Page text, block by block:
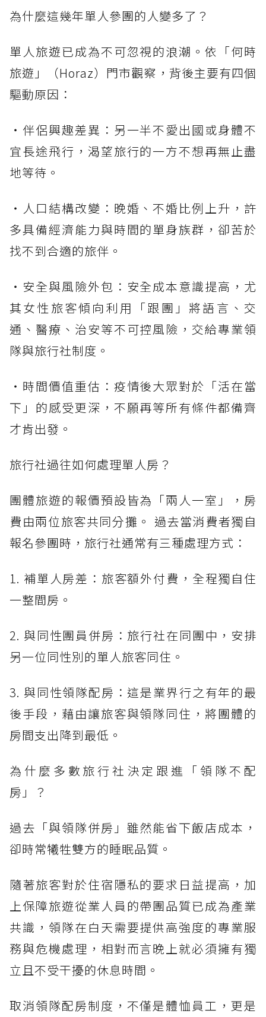
為什麼這幾年單人參團的人變多了？
單人旅遊已成為不可忽視的浪潮。依「何時
旅遊」（Horaz）門市觀察，背後主要有四個
驅動原因：
・伴侶興趣差異：另一半不愛出國或身體不
宜長途飛行，渴望旅行的一方不想再無止盡
地等待。
・人口結構改變：晚婚、不婚比例上升，許
多具備經濟能力與時間的單身族群，卻苦於
找不到合適的旅伴。
・安全與風險外包：安全成本意識提高，尤
其女性旅客傾向利用「跟團」將語言、交
通、醫療、治安等不可控風險，交給專業領
隊與旅行社制度。
・時間價值重估：疫情後大眾對於「活在當
下」的感受更深，不願再等所有條件都備齊
才肯出發。
旅行社過往如何處理單人房？
團體旅遊的報價預設皆為「兩人一室」，房
費由兩位旅客共同分攤。 過去當消費者獨自
報名參團時，旅行社通常有三種處理方式：
1. 補單人房差：旅客額外付費，全程獨自住
一整間房。
2. 與同性團員併房：旅行社在同團中，安排
另一位同性別的單人旅客同住。
3. 與同性領隊配房：這是業界行之有年的最
後手段，藉由讓旅客與領隊同住，將團體的
房間支出降到最低。
為什麼多數旅行社決定跟進「領隊不配
房」？
過去「與領隊併房」雖然能省下飯店成本，
卻時常犧牲雙方的睡眠品質。
隨著旅客對於住宿隱私的要求日益提高，加
上保障旅遊從業人員的帶團品質已成為產業
共識，領隊在白天需要提供高強度的專業服
務與危機處理，相對而言晚上就必須擁有獨
立且不受干擾的休息時間。
取消領隊配房制度，不僅是體恤員工，更是